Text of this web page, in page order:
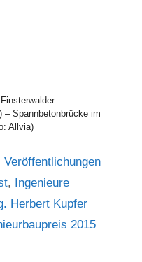
– Spannbetonbrücke im
Allvia)
Veröffentlichungen
, Ingenieure
Herbert Kupfer
2015